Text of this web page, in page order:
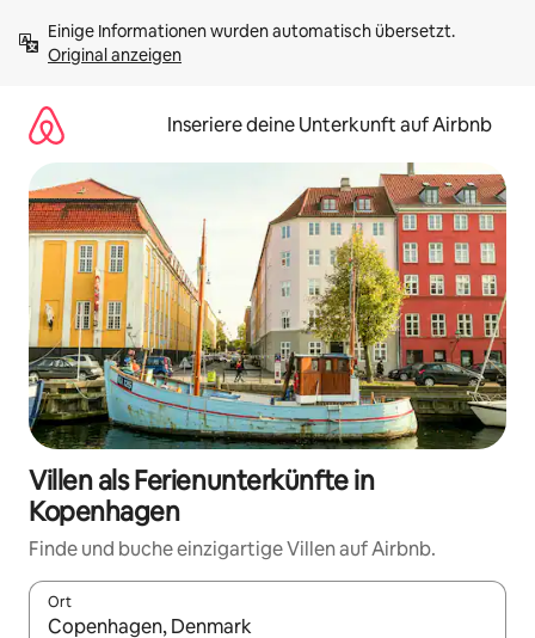
Inhalten
springenOriginal anzeigen
Inseriere deine Unterkunft auf Airbnb
Villen als Ferienunterkünfte in
Kopenhagen
Finde und buche einzigartige Villen auf Airbnb.
Ort
Wenn Ergebnisse verfügbar sind, navigiere mit den